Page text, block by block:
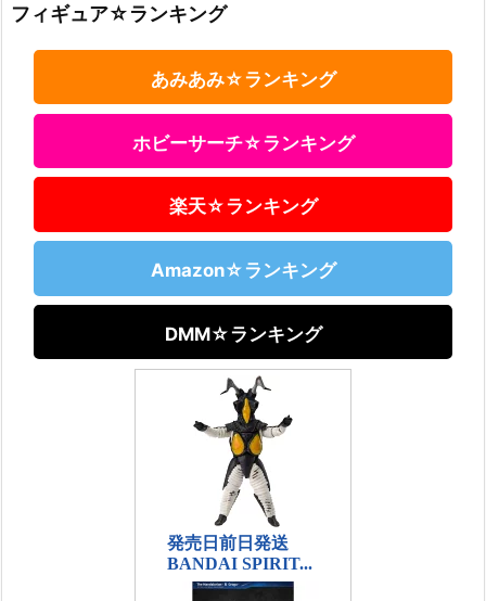
フィギュア☆ランキング
あみあみ☆ランキング
ホビーサーチ☆ランキング
楽天☆ランキング
Amazon☆ランキング
DMM☆ランキング